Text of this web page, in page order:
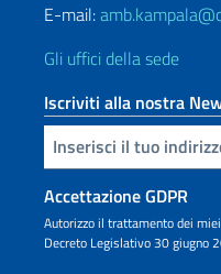
E-mail:
Gli uffici della sede
Iscriviti alla nostra
Inserisci la tua email
Accettazione GDPR
Autorizzo il trattamento dei
Decreto Legislativo 30 giugno